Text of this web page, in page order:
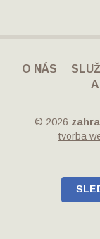
O NÁS
© 2026
tvorba